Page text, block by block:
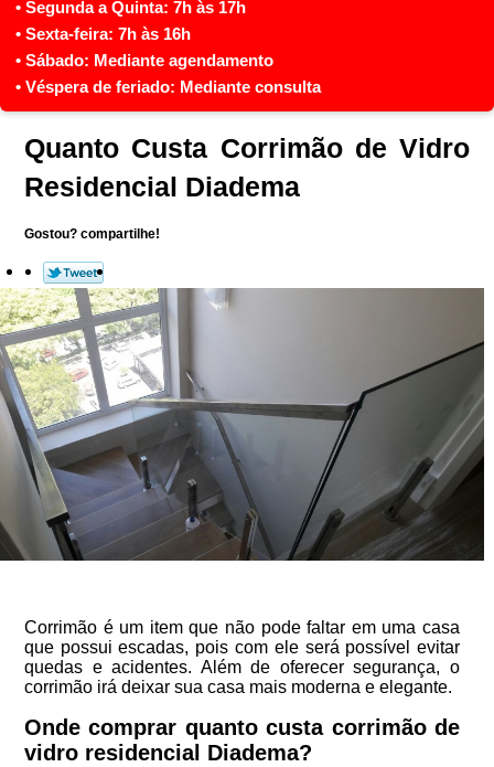
Quanto Custa Corrimão de Vidro
Residencial Diadema
Gostou? compartilhe!
Corrimão é um item que não pode faltar em uma casa
que possui escadas, pois com ele será possível evitar
quedas e acidentes. Além de oferecer segurança, o
corrimão irá deixar sua casa mais moderna e elegante.
Onde comprar quanto custa corrimão de
vidro residencial Diadema?